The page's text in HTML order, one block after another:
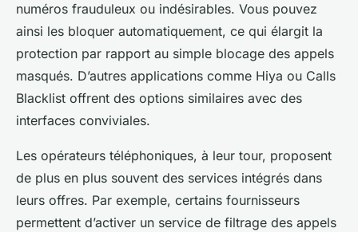
numéros frauduleux ou indésirables. Vous pouvez
ainsi les bloquer automatiquement, ce qui élargit la
protection par rapport au simple blocage des appels
masqués. D’autres applications comme Hiya ou Calls
Blacklist offrent des options similaires avec des
interfaces conviviales.
Les opérateurs téléphoniques, à leur tour, proposent
de plus en plus souvent des services intégrés dans
leurs offres. Par exemple, certains fournisseurs
permettent d’activer un service de filtrage des appels